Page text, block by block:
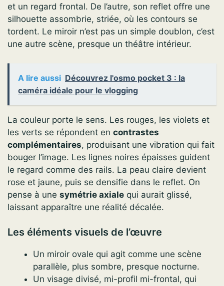
et un regard frontal. De l’autre, son reflet offre une
silhouette assombrie, striée, où les contours se
tordent. Le miroir n’est pas un simple doublon, c’est
une autre scène, presque un théâtre intérieur.
A lire aussi Découvrez l'osmo pocket 3 : la
caméra idéale pour le vlogging
La couleur porte le sens. Les rouges, les violets et
les verts se répondent en contrastes
complémentaires, produisant une vibration qui fait
bouger l’image. Les lignes noires épaisses guident
le regard comme des rails. La peau claire devient
rose et jaune, puis se densifie dans le reflet. On
pense à une symétrie axiale qui aurait glissé,
laissant apparaître une réalité décalée.
Les éléments visuels de l’œuvre
Un miroir ovale qui agit comme une scène
parallèle, plus sombre, presque nocturne.
Un visage divisé, mi-profil mi-frontal, qui